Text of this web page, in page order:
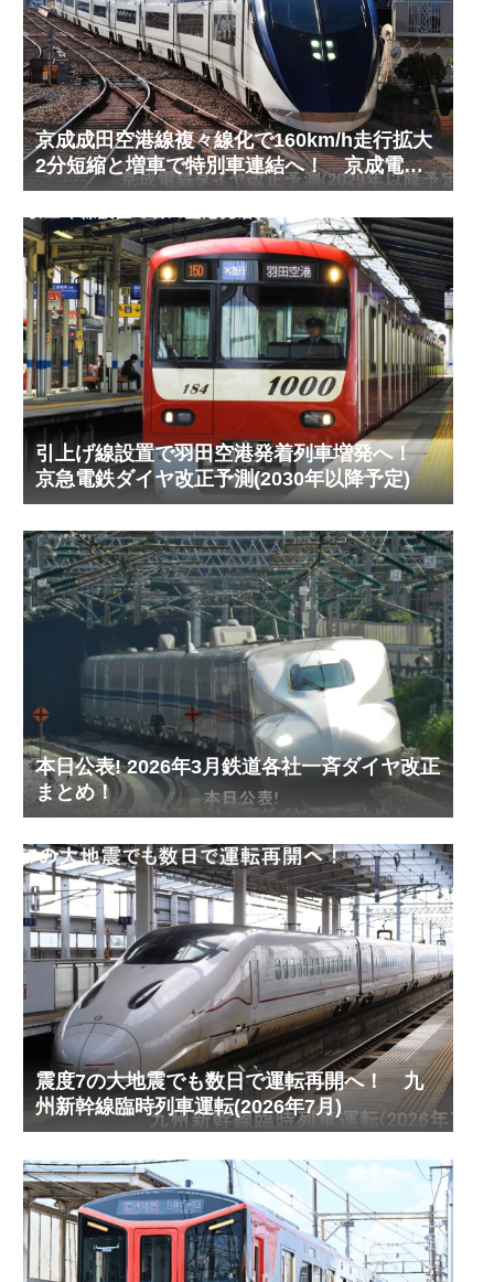
京成成田空港線複々線化で160km/h走行拡大
2分短縮と増車で特別車連結へ！ 京成電鉄
ダイヤ改正予測(2029年以降予定)
引上げ線設置で羽田空港発着列車増発へ！
京急電鉄ダイヤ改正予測(2030年以降予定)
本日公表! 2026年3月鉄道各社一斉ダイヤ改正
まとめ！
震度7の大地震でも数日で運転再開へ！ 九
州新幹線臨時列車運転(2026年7月)